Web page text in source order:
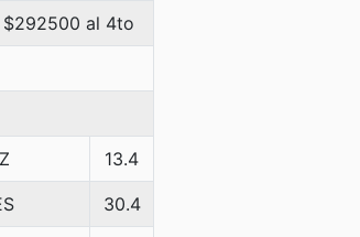
$292500 al 4to
13.4
30.4